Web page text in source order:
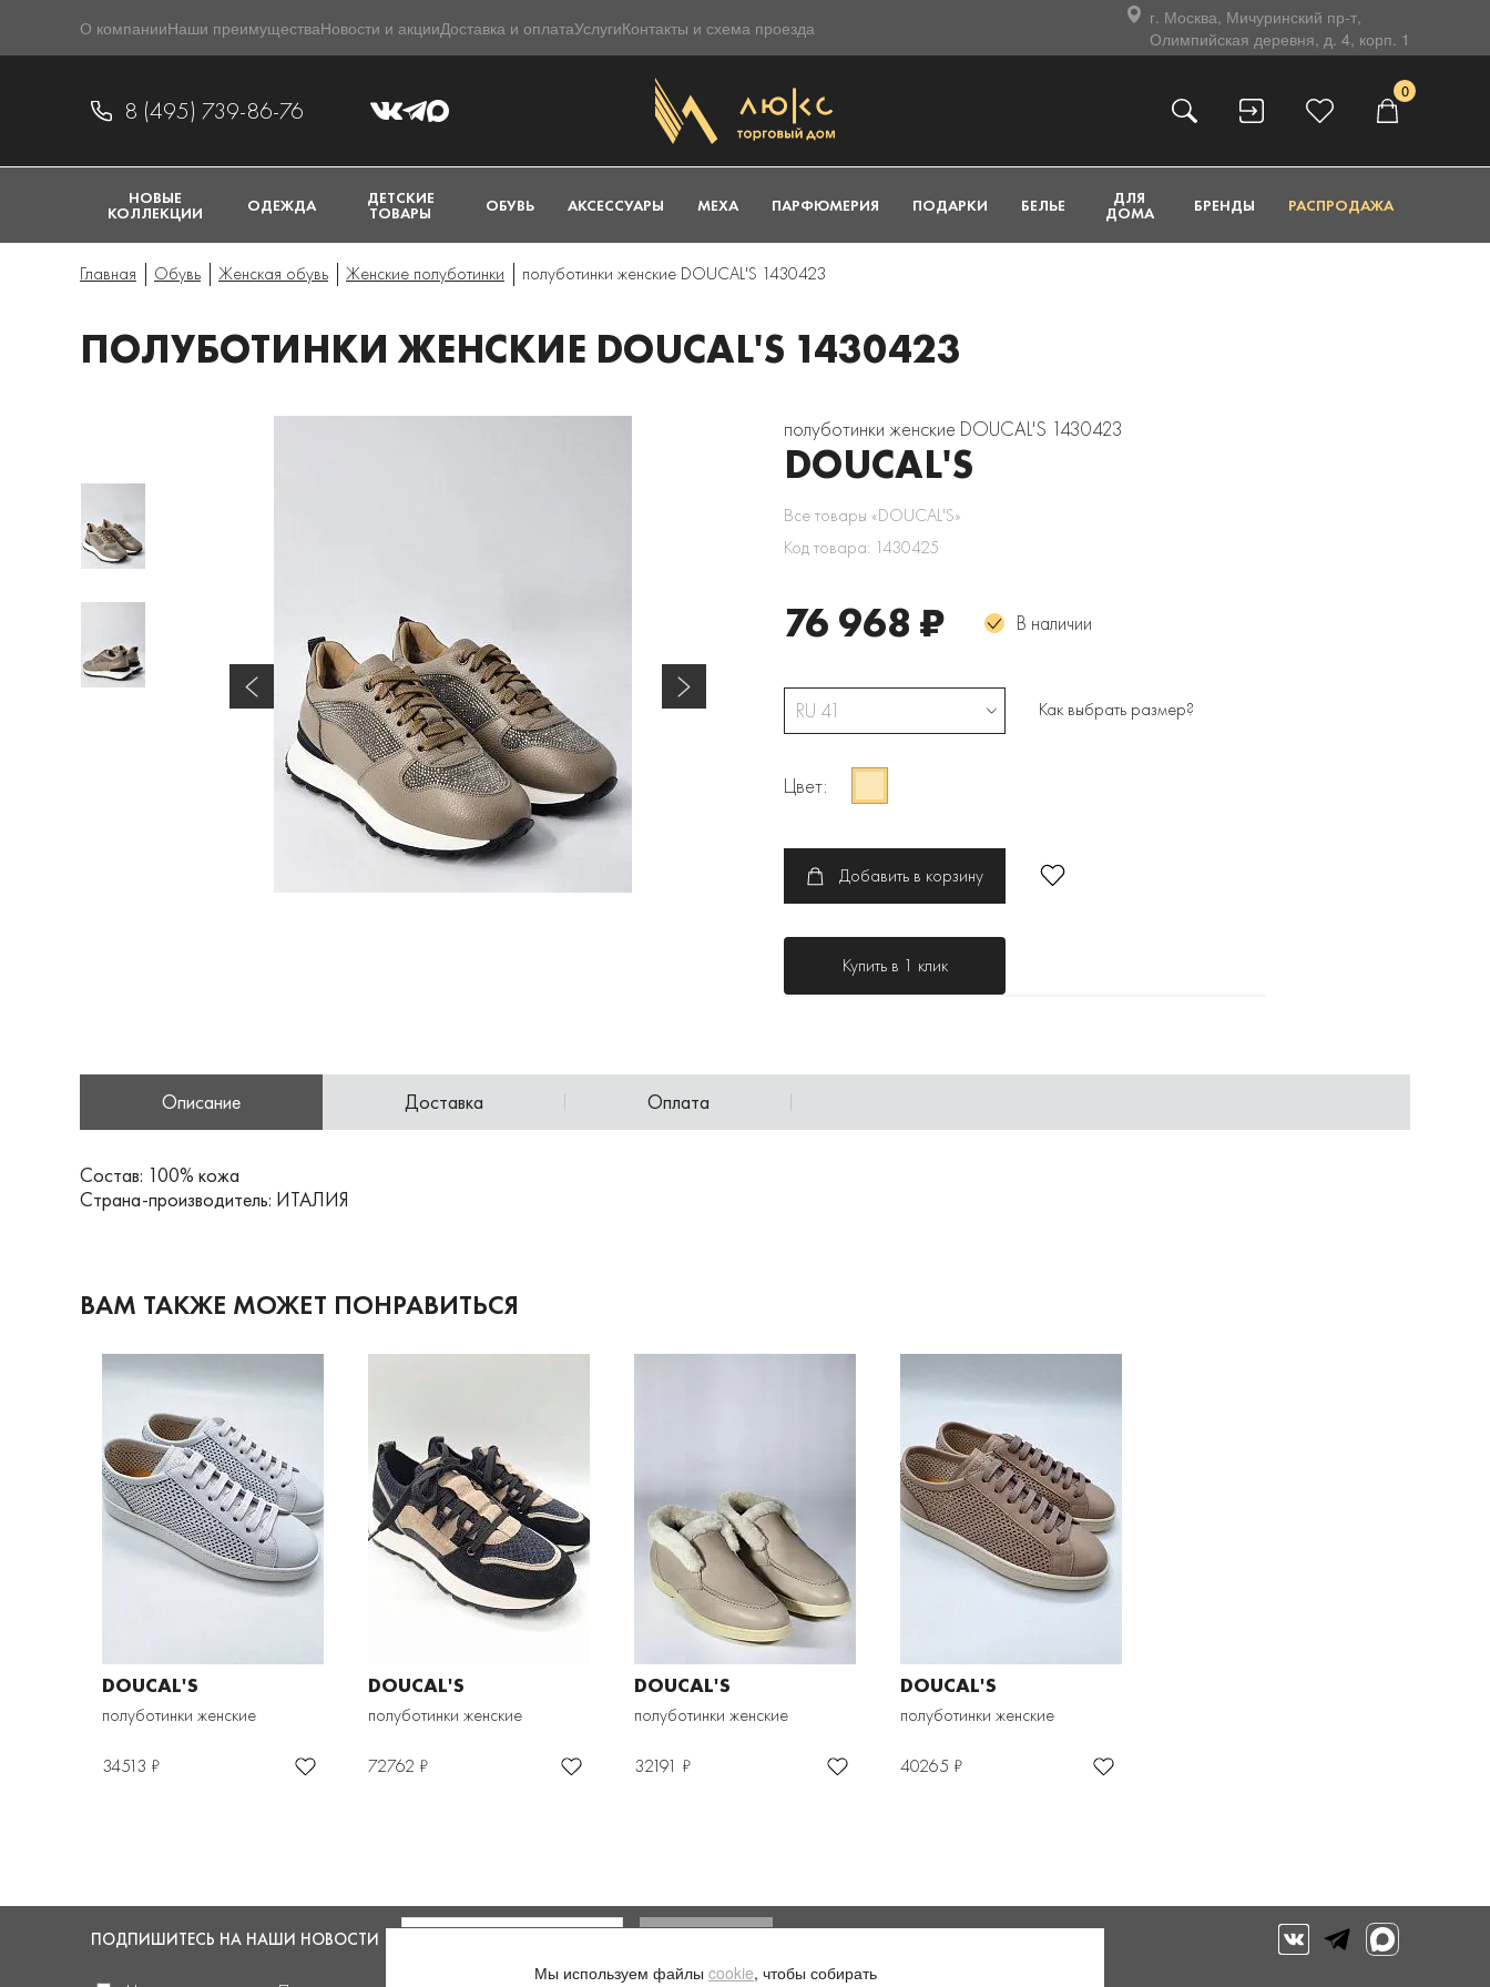
О компанииНаши преимуществаНовости и акцииДоставка и оплатаУслугиКонтакты и схема проезда
г. Москва, Мичуринский пр-т,
Олимпийская деревня, д. 4, корп. 1
8 (495) 739-86-76
0
НОВЫЕ
КОЛЛЕКЦИИ ОДЕЖДА ДЕТСКИЕ
ТОВАРЫ ОБУВЬ АКСЕССУАРЫ МЕХА ПАРФЮМЕРИЯ ПОДАРКИ БЕЛЬЕ ДЛЯ
ДОМА БРЕНДЫ РАСПРОДАЖА
Главная Обувь Женская обувь Женские полуботинки полуботинки женские DOUCAL'S 1430423
ПОЛУБОТИНКИ ЖЕНСКИЕ DOUCAL'S 1430423
полуботинки женские DOUCAL'S 1430423
DOUCAL'S
Все товары «DOUCAL'S»
Код товара: 1430425
76 968 ₽ В наличии
RU 41 Как выбрать размер?
Цвет:
Добавить в корзину
Купить в 1 клик
Описание Доставка Оплата
Состав: 100% кожа
Страна-производитель: ИТАЛИЯ
ВАМ ТАКЖЕ МОЖЕТ ПОНРАВИТЬСЯ
DOUCAL'S
полуботинки женские
34513 ₽
DOUCAL'S
полуботинки женские
72762 ₽
DOUCAL'S
полуботинки женские
32191 ₽
DOUCAL'S
полуботинки женские
40265 ₽
ПОДПИШИТЕСЬ НА НАШИ НОВОСТИ
Мы используем файлы cookie, чтобы собирать